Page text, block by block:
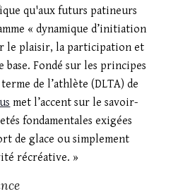
qu'aux futurs patineurs
« dynamique d’initiation
le plaisir, la participation et
base. Fondé sur les principes
de l’athlète (DLTA) de
met l’accent sur le savoir-
fondamentales exigées
de glace ou simplement
récréative. »